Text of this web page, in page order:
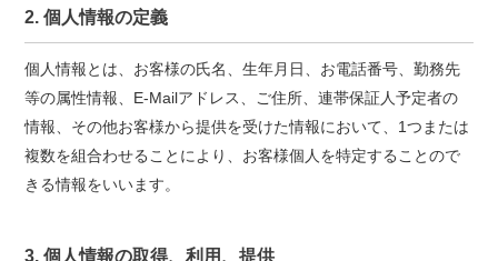
2. 個人情報の定義
個人情報とは、お客様の氏名、生年月日、お電話番号、勤務先
等の属性情報、E-Mailアドレス、ご住所、連帯保証人予定者の
情報、その他お客様から提供を受けた情報において、1つまたは
複数を組合わせることにより、お客様個人を特定することので
きる情報をいいます。
3. 個人情報の取得、利用、提供